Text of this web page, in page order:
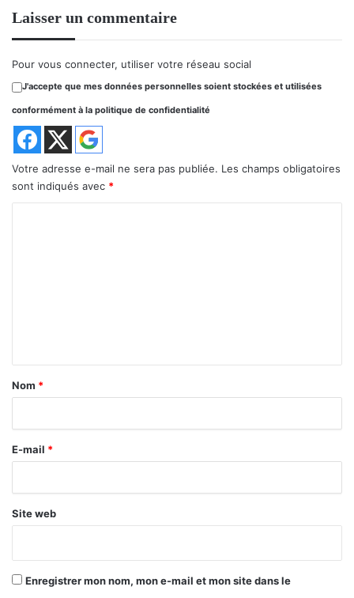
Laisser un commentaire
Pour vous connecter, utiliser votre réseau social
J'accepte que mes données personnelles soient stockées et utilisées
conformément à la politique de confidentialité
Votre adresse e-mail ne sera pas publiée. Les champs obligatoires
sont indiqués avec *
a
r
e
Nom *
E-mail *
Site web
Enregistrer mon nom, mon e-mail et mon site dans le